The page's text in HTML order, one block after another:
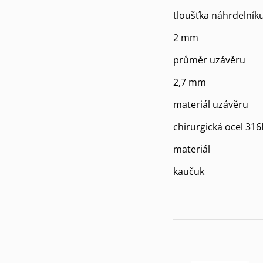
tloušťka
2 mm
průměr uzávěru
2,7 mm
materiál uzávěru
chirurgická ocel
materiál
kaučuk